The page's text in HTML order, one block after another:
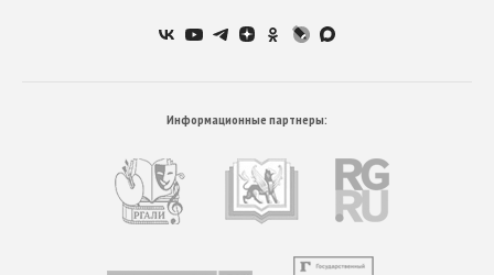
Информационные партнеры: